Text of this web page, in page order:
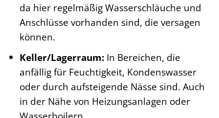
da hier regelmäßig Wasserschläuche und
Anschlüsse vorhanden sind, die versagen
können.
Keller/Lagerraum:In Bereichen, die
anfällig für Feuchtigkeit, Kondenswasser
oder durch aufsteigende Nässe sind. Auch
in der Nähe von Heizungsanlagen oder